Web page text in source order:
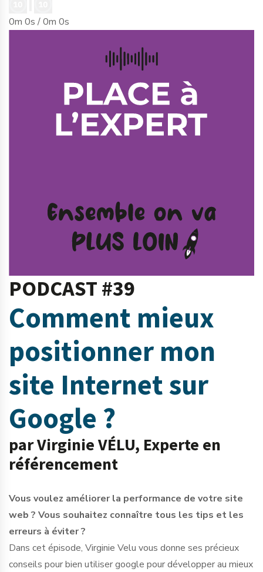
0m 0s /0m 0s
PODCAST #39
Comment mieux
positionner mon
site Internet sur
Google ?
par Virginie VÉLU, Experte en
référencement
Vous voulez améliorer la performance de votre site
web ? Vous souhaitez connaître tous les tips et les
erreurs à éviter ?
Dans cet épisode, Virginie Velu vous donne ses précieux
conseils pour bien utiliser google pour développer au mieux